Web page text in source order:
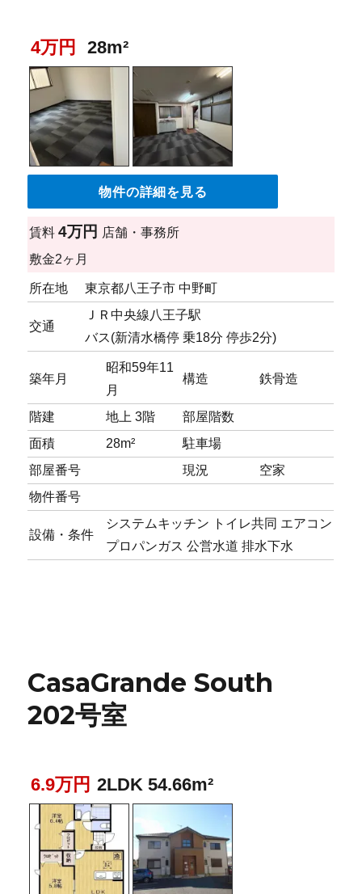
4万円 28m²
物件の詳細を見る
賃料 4万円 店舗・事務所
敷金2ヶ月
所在地 東京都八王子市 中野町
交通
ＪＲ中央線八王子駅
バス(新清水橋停 乗18分 停歩2分)
築年月
昭和59年11
月
構造 鉄骨造
階建 地上 3階
部屋階数
面積
28m²
駐車場
部屋番号
現況
空家
物件番号
設備・条件
システムキッチン トイレ共同 エアコン
プロパンガス 公営水道 排水下水
CasaGrande South
202号室
6.9万円 2LDK 54.66m²